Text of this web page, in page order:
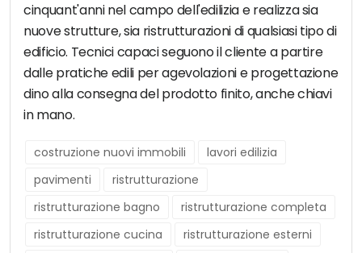
cinquant'anni nel campo dell'edilizia e realizza sia
nuove strutture, sia ristrutturazioni di qualsiasi tipo di
edificio. Tecnici capaci seguono il cliente a partire
dalle pratiche edili per agevolazioni e progettazione
dino alla consegna del prodotto finito, anche chiavi
in mano.
costruzione nuovi immobili
lavori edilizia
pavimenti
ristrutturazione
ristrutturazione bagno
ristrutturazione completa
ristrutturazione cucina
ristrutturazione esterni